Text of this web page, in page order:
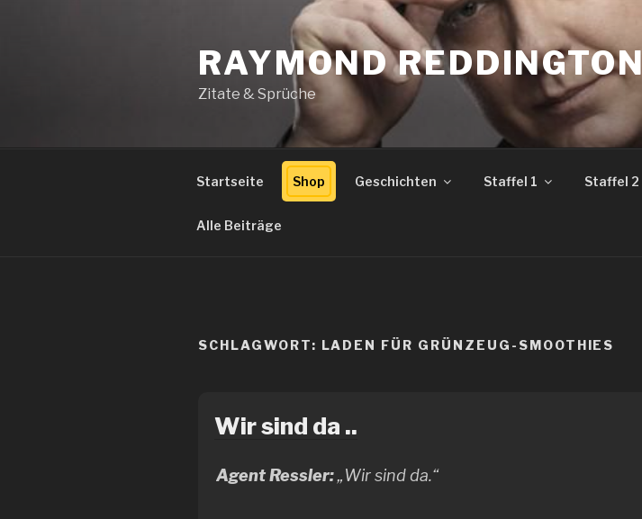
RAYMOND REDDINGTON
Zitate & Sprüche
Startseite Shop Geschichten Staffel 1 Staffel 2
Alle Beiträge
SCHLAGWORT: LADEN FÜR GRÜNZEUG-SMOOTHIES
Wir sind da ..
Agent Ressler:„Wir sind da.“